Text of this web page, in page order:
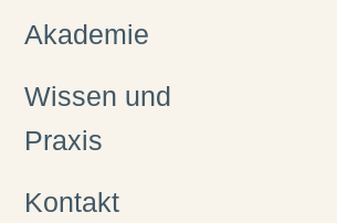
Akademie
Wissen und
Praxis
Kontakt